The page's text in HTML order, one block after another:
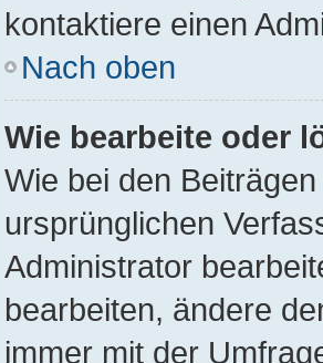
kontaktiere einen
Nach oben
Wie bearbeite oder
Wie bei den
ursprünglichen
Administrator
bearbeiten, ändere
immer mit der